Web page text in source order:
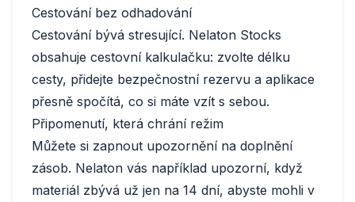
Cestování bez odhadování
Cestování bývá stresující. Nelaton Stocks
obsahuje cestovní kalkulačku: zvolte délku
cesty, přidejte bezpečnostní rezervu a aplikace
přesně spočítá, co si máte vzít s sebou.
Připomenutí, která chrání režim
Můžete si zapnout upozornění na doplnění
zásob. Nelaton vás například upozorní, když
materiál zbývá už jen na 14 dní, abyste mohli v